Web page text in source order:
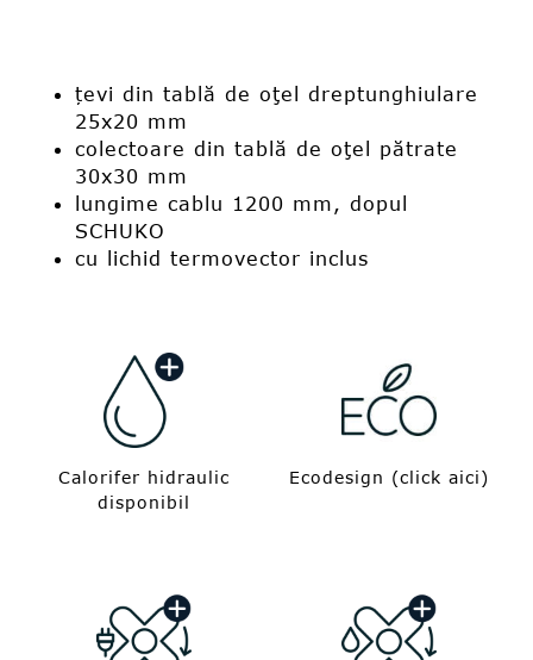
țevi din tablă de oţel dreptunghiulare
25x20 mm
colectoare din tablă de oţel pătrate
30x30 mm
lungime cablu 1200 mm, dopul
SCHUKO
cu lichid termovector inclus
Calorifer hidraulic
disponibil
Ecodesign (click aici)